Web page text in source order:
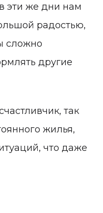
эти же дни нам
радостью,
сложно
другие
так
жилья,
что даже